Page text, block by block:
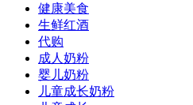
健康美食
生鲜红酒
代购
成人奶粉
婴儿奶粉
儿童成长奶粉